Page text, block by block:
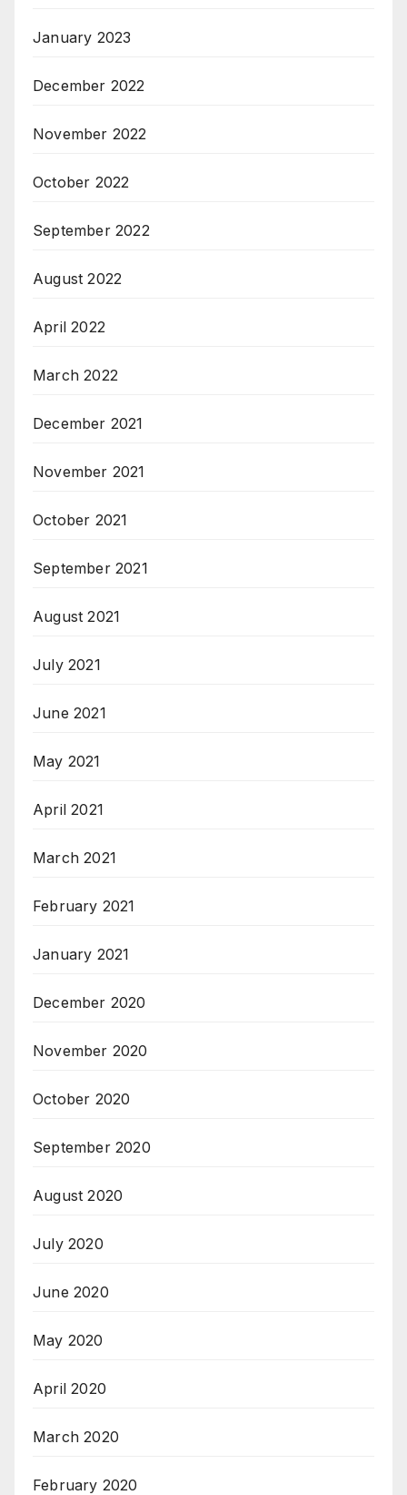
January 2023
December 2022
November 2022
October 2022
September 2022
August 2022
April 2022
March 2022
December 2021
November 2021
October 2021
September 2021
August 2021
July 2021
June 2021
May 2021
April 2021
March 2021
February 2021
January 2021
December 2020
November 2020
October 2020
September 2020
August 2020
July 2020
June 2020
May 2020
April 2020
March 2020
February 2020